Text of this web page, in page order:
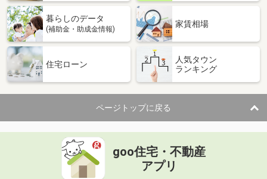
専有面積 26.08m²
間取り
島根県松江市東出雲町錦新町５丁目
住 所
島根県松江市東出雲町錦新町５丁目
専有面積 22.7m²
間取り
1K
島根県松江市東出雲町錦新町５丁目
価 格
住 所
島根県松江市東出雲町錦新町５丁目
暮らしのデータ
(補助金・助成金情報)
家賃相場
住宅ローン
人気タウン
ランキング
ページトップに戻る
goo住宅・不動産
アプリ